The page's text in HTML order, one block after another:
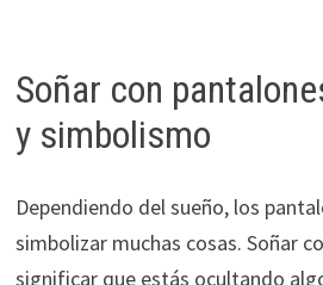
Soñar con
y simbolismo
Dependiendo del sueño, los
simbolizar muchas cosas. Soñar
significar que estás ocultando